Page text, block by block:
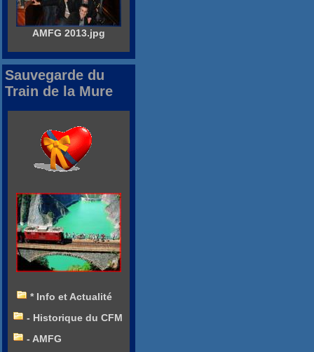
AMFG 2013.jpg
Sauvegarde du
Train de la Mure
* Info et Actualité
- Historique du CFM
- AMFG